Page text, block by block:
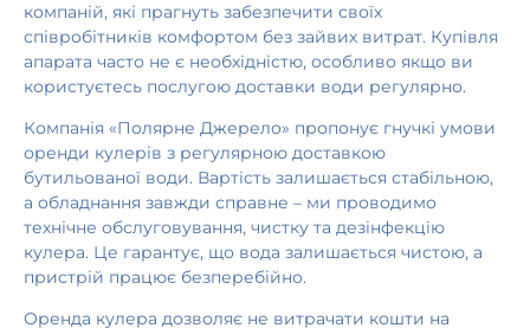
компаній, які прагнуть забезпечити своїх
співробітників комфортом без зайвих витрат. Купівля
апарата часто не є необхідністю, особливо якщо ви
користуєтесь послугою доставки води регулярно.
Компанія «Полярне Джерело» пропонує гнучкі умови
оренди кулерів з регулярною доставкою
бутильованої води. Вартість залишається стабільною,
а обладнання завжди справне – ми проводимо
технічне обслуговування, чистку та дезінфекцію
кулера. Це гарантує, що вода залишається чистою, а
пристрій працює безперебійно.
Оренда кулера дозволяє не витрачати кошти на